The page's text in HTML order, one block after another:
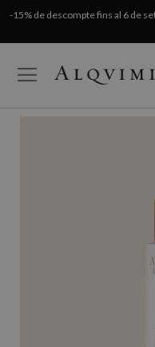
-15% de descompte fins al 6 de